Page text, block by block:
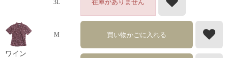
3L 在庫がありません
ワイン
M 買い物かごに入れる